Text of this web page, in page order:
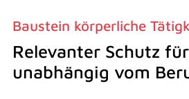
Baustein körperliche
Relevanter Schutz
unabhängig vom